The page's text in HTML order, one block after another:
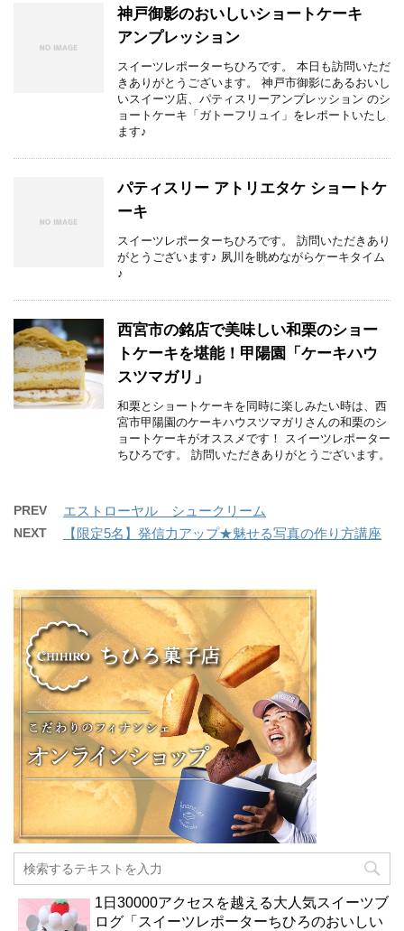
神戸御影のおいしいショートケーキ
アンプレッション
スイーツレポーターちひろです。 本日も訪問いただ
きありがとうございます。 神戸市御影にあるおいし
いスイーツ店、パティスリーアンプレッション のシ
ョートケーキ「ガトーフリュイ」をレポートいたし
ます♪
パティスリー アトリエタケ ショートケ
ーキ
スイーツレポーターちひろです。 訪問いただきあり
がとうございます♪ 夙川を眺めながらケーキタイム
♪
西宮市の銘店で美味しい和栗のショー
トケーキを堪能！甲陽園「ケーキハウ
スツマガリ」
和栗とショートケーキを同時に楽しみたい時は、西
宮市甲陽園のケーキハウスツマガリさんの和栗のシ
ョートケーキがオススメです！ スイーツレポーター
ちひろです。 訪問いただきありがとうございます。
PREV エストローヤル シュークリーム
NEXT 【限定5名】発信力アップ★魅せる写真の作り方講座
1日30000アクセスを越える大人気スイーツブ
ログ「スイーツレポーターちひろのおいしい